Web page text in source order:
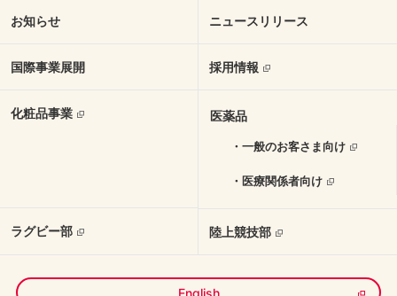
English
お知らせ ニュースリリース
国際事業展開 採用情報
化粧品事業 医薬品
・一般のお客さま向け
・医療関係者向け
ラグビー部 陸上競技部